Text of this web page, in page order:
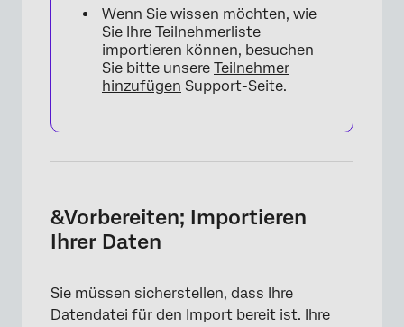
Wenn Sie wissen möchten, wie
Sie Ihre Teilnehmerliste
importieren können, besuchen
Sie bitte unsere Teilnehmer
hinzufügen Support-Seite.
&Vorbereiten; Importieren
Ihrer Daten
Sie müssen sicherstellen, dass Ihre
Datendatei für den Import bereit ist. Ihre